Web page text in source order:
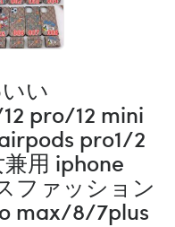
い
pro/12 mini
pro1/2
用 iphone
ファッション
max/8/7plus